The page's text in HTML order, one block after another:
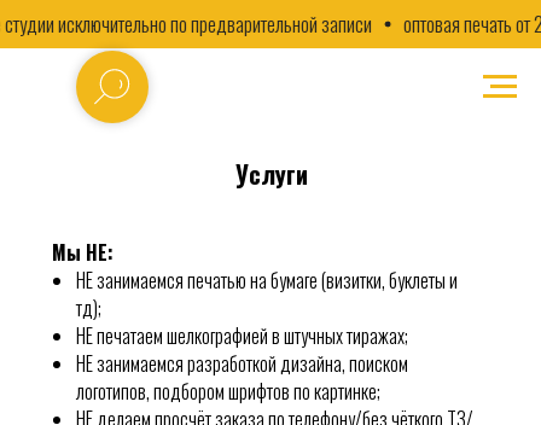
исключительно по предварительной записи оптовая печать от 24
Услуги
Мы НЕ:
НЕ занимаемся печатью на бумаге (визитки, буклеты и
тд);
НЕ печатаем шелкографией в штучных тиражах;
НЕ занимаемся разработкой дизайна, поиском
логотипов, подбором шрифтов по картинке;
НЕ делаем просчёт заказа по телефону/без чёткого ТЗ/